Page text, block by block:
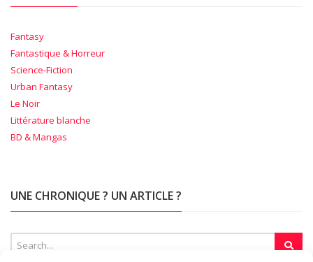
Fantasy
Fantastique & Horreur
Science-Fiction
Urban Fantasy
Le Noir
Littérature blanche
BD & Mangas
UNE CHRONIQUE ? UN ARTICLE ?